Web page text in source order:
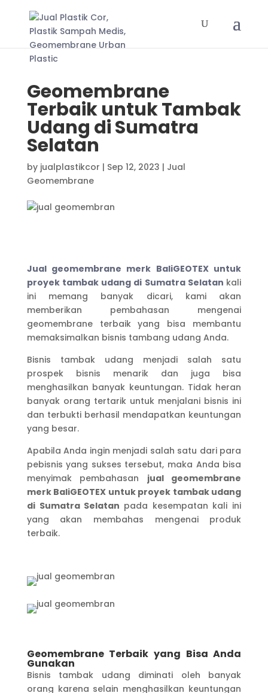
Geomembrane
Terbaik untuk Tambak
Udang di Sumatra
Selatan
by jualplastikcor | Sep 12, 2023 | Jual
Geomembrane
Jual geomembrane merk BaliGEOTEX untuk
proyek tambak udang di Sumatra Selatan kali
ini memang banyak dicari, kami akan
memberikan pembahasan mengenai
geomembrane terbaik yang bisa membantu
memaksimalkan bisnis tambang udang Anda.
Bisnis tambak udang menjadi salah satu
prospek bisnis menarik dan juga bisa
menghasilkan banyak keuntungan. Tidak heran
banyak orang tertarik untuk menjalani bisnis ini
dan terbukti berhasil mendapatkan keuntungan
yang besar.
Apabila Anda ingin menjadi salah satu dari para
pebisnis yang sukses tersebut, maka Anda bisa
menyimak pembahasan jual geomembrane
merk BaliGEOTEX untuk proyek tambak udang
di Sumatra Selatan pada kesempatan kali ini
yang akan membahas mengenai produk
terbaik.
Geomembrane Terbaik yang Bisa Anda
Gunakan
Bisnis tambak udang diminati oleh banyak
orang karena selain menghasilkan keuntungan